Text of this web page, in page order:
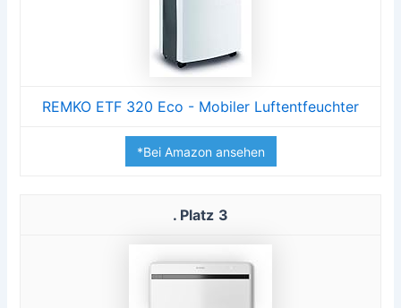
REMKO ETF 320 Eco - Mobiler Luftentfeuchter
*Bei Amazon ansehen
3